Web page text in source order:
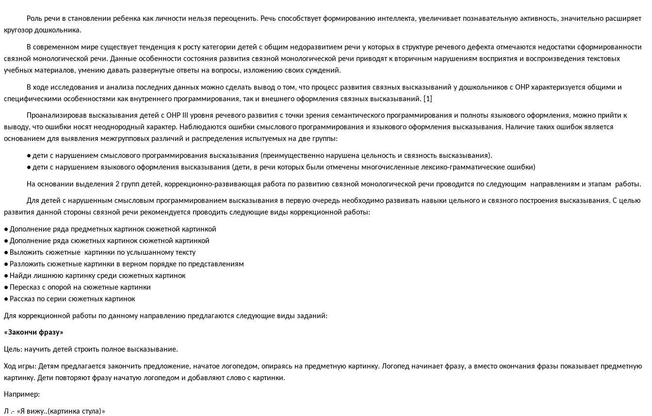
Роль речи в становлении ребенка как личности нельзя переоценить. Речь способствует формированию интеллекта, увеличивает познавательную активность, значительно расширяет
кругозор дошкольника.
В современном мире существует тенденция к росту категории детей с общим недоразвитием речи у которых в структуре речевого дефекта отмечаются недостатки сформированности
связной монологической речи. Данные особенности состояния развития связной монологической речи приводят к вторичным нарушениям восприятия и воспроизведения текстовых
учебных материалов, умению давать развернутые ответы на вопросы, изложению своих суждений.
В ходе исследования и анализа последних данных можно сделать вывод о том, что процесс развития связных высказываний у дошкольников с ОНР характеризуется общими и
специфическими особенностями как внутреннего программирования, так и внешнего оформления связных высказываний. [1]
Проанализировав высказывания детей c ОНР III уровня речевого развития с точки зрения семантического программирования и полноты языкового оформления, можно прийти к
выводу, что ошибки носят неоднородный характер. Наблюдаются ошибки смыслового программирования и языкового оформления высказывания. Наличие таких ошибок является
основанием для выявления межгрупповых различий и распределения испытуемых на две группы:
дети с нарушением смыслового программирования высказывания (преимущественно нарушена цельность и связность высказывания).
дети с нарушением языкового оформления высказывания (дети, в речи которых были отмечены многочисленные лексико-грамматические ошибки)
На основании выделения 2 групп детей, коррекционно-развивающая работа по развитию связной монологической речи проводится по следующим направлениям и этапам работы.
Для детей с нарушенным смысловым программированием высказывания в первую очередь необходимо развивать навыки цельного и связного построения высказывания. С целью
развития данной стороны связной речи рекомендуется проводить следующие виды коррекционной работы:
Дополнение ряда предметных картинок сюжетной картинкой
Дополнение ряда сюжетных картинок сюжетной картинкой
Выложить сюжетные картинки по услышанному тексту
Разложить сюжетные картинки в верном порядке по представлениям
Найди лишнюю картинку среди сюжетных картинок
Пересказ с опорой на сюжетные картинки
Рассказ по серии сюжетных картинок
Для коррекционной работы по данному направлению предлагаются следующие виды заданий:
«Закончи фразу»
Цель: научить детей строить полное высказывание.
Ход игры: Детям предлагается закончить предложение, начатое логопедом, опираясь на предметную картинку. Логопед начинает фразу, а вместо окончания фразы показывает предметную
картинку. Дети повторяют фразу начатую логопедом и добавляют слово с картинки.
Например:
Л .- «Я вижу..(картинка стула)»